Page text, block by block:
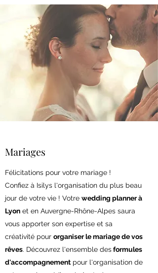
Mariages
Félicitations pour votre mariage !
Confiez à Isilys l'organisation du plus beau
jour de votre vie ! Votre wedding planner à
Lyon et en Auvergne-Rhône-Alpes saura
vous apporter son expertise et sa
créativité pour organiser le mariage de vos
rêves. Découvrez l'ensemble desformules
d'accompagnement pour l'organisation de